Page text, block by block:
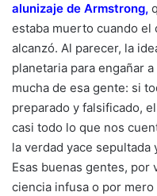
alunizaje de Armstrong,
estaba muerto cuando el
alcanzó. Al parecer, la
planetaria para engañar
mucha de esa gente: si
preparado y falsificado,
casi todo lo que nos
la verdad yace sepultada
Esas buenas gentes,
ciencia infusa o por mero